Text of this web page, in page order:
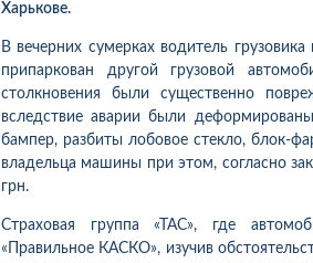
Харькове.
В вечерних сумерках водитель
припаркован другой грузовой
столкновения были существенно
вследствие аварии были
бампер, разбиты лобовое стекло, блок-
владельца машины при этом, согласно
грн.
Страховая группа «ТАС», где
«Правильное КАСКО», изучив